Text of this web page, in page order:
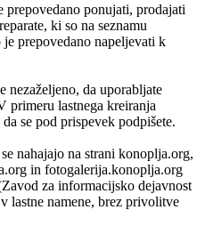
ponujati, prodajati
ki so na seznamu
prepovedano napeljevati k
da uporabljate
primeru lastnega kreiranja
se pod prispevek podpišete.
nahajajo na strani konoplja.org,
in fotogalerija.konoplja.org
za informacijsko dejavnost
lastne namene, brez privolitve